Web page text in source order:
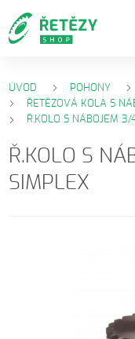
ÚVOD POHONY
ŘETĚZOVÁ KOLA S
Ř.KOLO S NÁBOJEM
Ř.KOLO S
SIMPLEX